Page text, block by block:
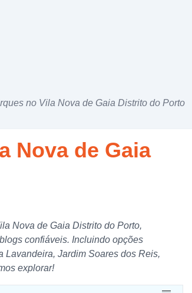
no Vila Nova de Gaia Distrito do Porto
Nova de Gaia
Nova de Gaia Distrito do Porto,
confiáveis. Incluindo opções
Lavandeira, Jardim Soares dos Reis,
explorar!